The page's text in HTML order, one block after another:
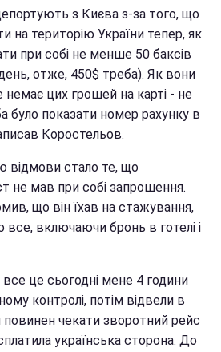
з Києва з-за того, що
на територію України тепер, як
при собі не менше 50 баксів
отже, 450$ треба). Як вони
немає цих грошей на карті - не
було показати номер рахунку в
Коростельов.
відмови стало те, що
не мав при собі запрошення.
що він їхав на стажування,
включаючи бронь в готелі і
це сьогодні мене 4 години
контролі, потім відвели в
повинен чекати зворотний рейс
українська сторона. До